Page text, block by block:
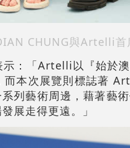
CHUNG與Artelli首
：「Artelli以『始於
而本次展覽則標誌著
列藝術周邊，藉著藝
展走得更遠。」